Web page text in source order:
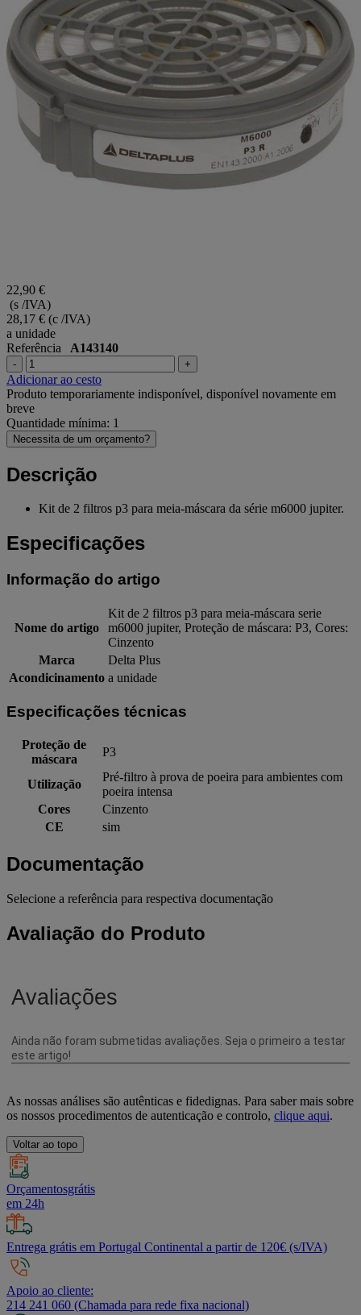
22,90 €
(s /IVA)
28,17 € (c /IVA)
a unidade
Referência A143140
- +
Adicionar ao cesto
Produto temporariamente indisponível, disponível novamente em
breve
Quantidade mínima: 1
Necessita de um orçamento?
Descrição
Kit de 2 filtros p3 para meia-máscara da série m6000 jupiter.
Especificações
Informação do artigo
Nome do artigo
Kit de 2 filtros p3 para meia-máscara serie
m6000 jupiter, Proteção de máscara: P3, Cores:
Cinzento
Marca
Delta Plus
Acondicinamento a unidade
Especificações técnicas
Proteção de
máscara
P3
Utilização
Pré-filtro à prova de poeira para ambientes com
poeira intensa
Cores
Cinzento
CE
sim
Documentação
Selecione a referência para respectiva documentação
Avaliação do Produto
As nossas análises são autênticas e fidedignas. Para saber mais sobre
os nossos procedimentos de autenticação e controlo, clique aqui.
Voltar ao topo
Orçamentosgrátis
em 24h
Entrega grátis em Portugal Continental a partir de 120€ (s/IVA)
Apoio ao cliente:
214 241 060 (Chamada para rede fixa nacional)